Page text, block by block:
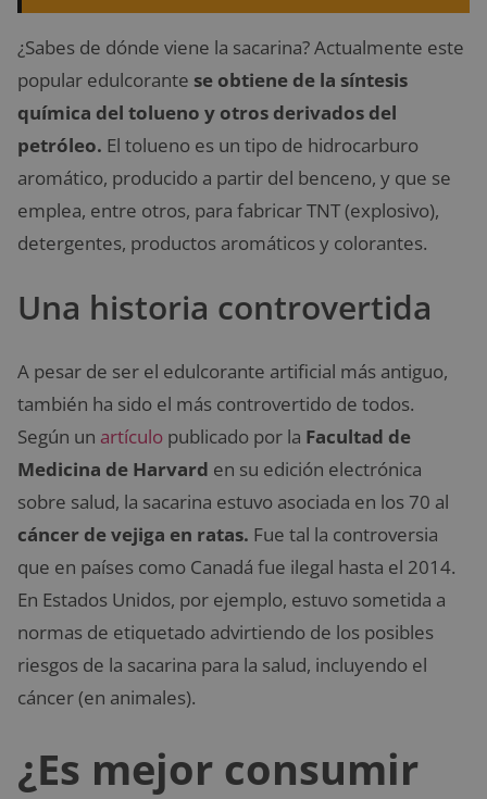
¿Sabes de dónde viene la sacarina? Actualmente este
popular edulcorante se obtiene de la síntesis
química del tolueno y otros derivados del
petróleo. El tolueno es un tipo de hidrocarburo
aromático, producido a partir del benceno, y que se
emplea, entre otros, para fabricar TNT (explosivo),
detergentes, productos aromáticos y colorantes.
Una historia controvertida
A pesar de ser el edulcorante artificial más antiguo,
también ha sido el más controvertido de todos.
Según un artículo publicado por la Facultad de
Medicina de Harvard en su edición electrónica
sobre salud, la sacarina estuvo asociada en los 70 al
cáncer de vejiga en ratas. Fue tal la controversia
que en países como Canadá fue ilegal hasta el 2014.
En Estados Unidos, por ejemplo, estuvo sometida a
normas de etiquetado advirtiendo de los posibles
riesgos de la sacarina para la salud, incluyendo el
cáncer (en animales).
¿Es mejor consumir